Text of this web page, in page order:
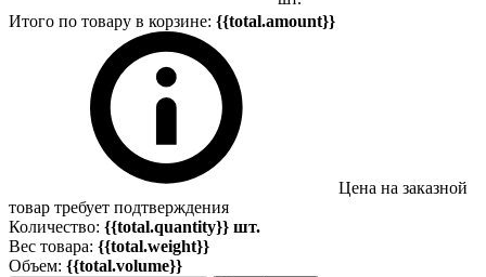
Итого по товару в корзине: {{total.amount}}
Цена на заказной
товар требует подтверждения
Количество: {{total.quantity}} шт.
Вес товара: {{total.weight}}
Объем: {{total.volume}}